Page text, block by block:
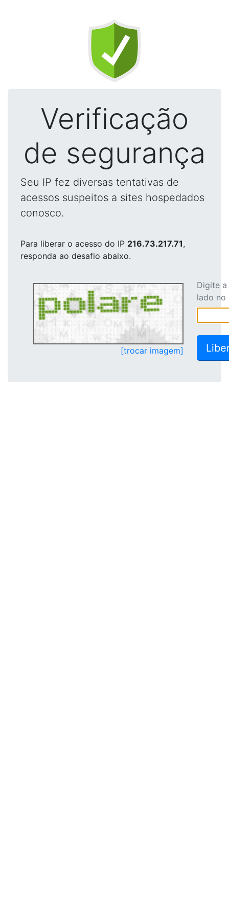
Verificação
de segurança
Seu IP fez diversas tentativas de
acessos suspeitos a sites hospedados
conosco.
Para liberar o acesso do IP 216.73.217.71,
responda ao desafio abaixo.
[trocar imagem]
Digite
lado no